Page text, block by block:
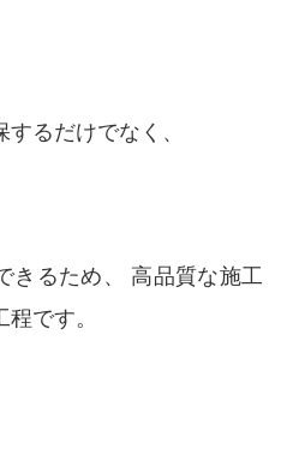
るだけでなく、
きるため、 高品質な施工
です。